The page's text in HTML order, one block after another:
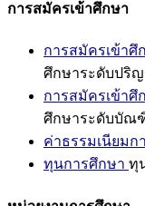
การสมัครเข้าศึกษา
การสมัครเข้า
ศึกษาระดับปริ
การสมัครเข้า
ศึกษาระดับบัณ
ค่าธรรมเนียมก
ทุนการศึกษา ทุ